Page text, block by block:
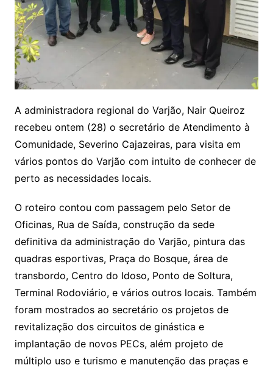
A administradora regional do Varjão, Nair Queiroz
recebeu ontem (28) o secretário de Atendimento à
Comunidade, Severino Cajazeiras, para visita em
vários pontos do Varjão com intuito de conhecer de
perto as necessidades locais.
O roteiro contou com passagem pelo Setor de
Oficinas, Rua de Saída, construção da sede
definitiva da administração do Varjão, pintura das
quadras esportivas, Praça do Bosque, área de
transbordo, Centro do Idoso, Ponto de Soltura,
Terminal Rodoviário, e vários outros locais. Também
foram mostrados ao secretário os projetos de
revitalização dos circuitos de ginástica e
implantação de novos PECs, além projeto de
múltiplo uso e turismo e manutenção das praças e